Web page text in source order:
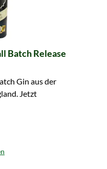
Batch Release
Gin aus der
Jetzt